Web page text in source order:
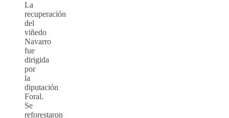
La
recuperación
del
viñedo
Navarro
fue
dirigida
por
la
diputación
Foral.
Se
reforestaron